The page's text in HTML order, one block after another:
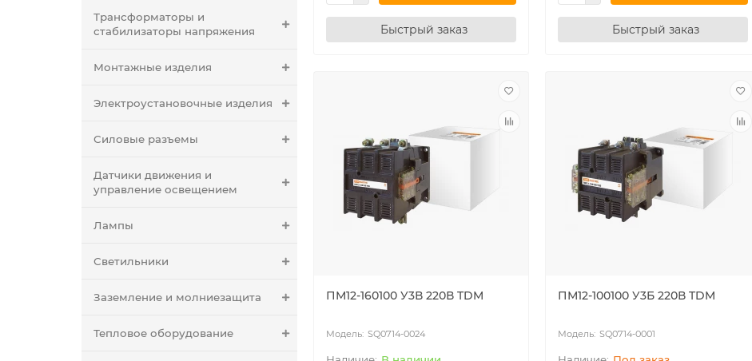
Трансформаторы и
стабилизаторы напряжения
Монтажные изделия
Электроустановочные изделия
Силовые разъемы
Датчики движения и
управление освещением
Лампы
Светильники
Заземление и молниезащита
Тепловое оборудование
Быстрый заказ Быстрый заказ
ПМ12-160100 У3В 220В TDM
SQ0714-0024
ПМ12-100100 У3Б 220В TDM
SQ0714-0001